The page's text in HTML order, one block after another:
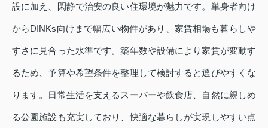
設に加え、閑静で治安の良い住環境が魅力です。単身者向け
からDINKs向けまで幅広い物件があり、家賃相場も暮らしや
すさに見合った水準です。築年数や設備により家賃が変動す
るため、予算や希望条件を整理して検討すると選びやすくな
ります。日常生活を支えるスーパーや飲食店、自然に親しめ
る公園施設も充実しており、快適な暮らしが実現しやすい点